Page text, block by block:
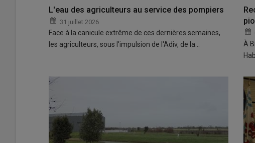
L'eau des agriculteurs au service des pompiers
31 juillet 2026
Face à la canicule extrême de ces dernières semaines,
les agriculteurs, sous l'impulsion de l'Adiv, de la…
À